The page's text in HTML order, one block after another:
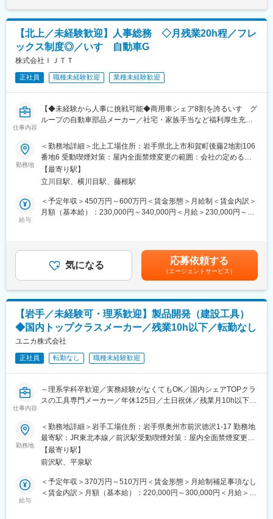
・ワークライフバランスの実現に向け、定時退社、時差出勤など
の取り組みがあります。
・メンテナンス受注活動などは発生しません。
・全国に拠点を有し、メンテナンスエリアを区分しているため、
・月に1～2回程度、緊急対応で休日出勤や深夜出動の可能性があ
ります（当番制で対応している場合もあり）。
当、呼出手当、電話応対手当
まずは導入研修として商品知識や技術スキルを習得いただき、そ
の後は3～6カ月程度のOJTを想定しています。自己啓発ツールの
活用も進んでおり、650以上の講座からWEBで自分のペースに合
わせて受講することができ、継続的なスキルアップが可能です。
■充実の福利厚生：
・住宅手当（非世帯主1.5万円～3.5万円／世帯主2.3万円～5.5万
・永年勤続表彰制度(ハワイ旅行も！)
■当社の特徴
同社は終戦の翌年となる1946年に創業した業務用厨房機器の製
造・販売を展開する総合厨房機器メーカーです。特に学校給食分
野では国内シェア80％を誇るなど、厨房機器業界では国内トップ
3に入ります。取引先である日本マクドナルドは第1号店以来の取
引があり、約3,000店舗を管理。現在、新店舗の多くの厨房機器を
当社が導入しています。今後はさらなる成長に向けて、福祉施設
や社員食堂向け案件も積極的に展開していきます。
【北上／未経験歓迎】人事総務 ◇月残業20h程／フレ
ックス制度◎／いすゞ自動車G
株式会社ＩＪＴＴ
正社員 職種未経験歓迎 業種未経験歓迎
仕事内容
【◆未経験から人事に挑戦可能◆商用車シェア8割を誇るいすゞグ
ループの自動車部品メーカー／社宅・家族手当など福利厚生充実
年】
■職務内容：
機械加工・組立、鋳造、鍛造の技術を有する【うごくモノ】を力
強く支えるいすゞグループの自動車部品メーカーである同社に
て、北上工場の人事・総務業務を担って頂きます。
■業務詳細：
・催事企画推進
・総務業務（備品購入、請求書処理、来客対応 等）
代男性：2名、30代男性：2名、30代女性：1名）
■業務の特徴：
合併してまだまだ拡大期にある同社において管理機能の強化は重
います。そのため、大きな組織でありながらも変化を感じながら
ご活躍いただける、やりがいある環境となっています。
■当社について：
＜安定した経営基盤＞
ディーゼルエンジンが求められる事に加え、東南アジアからも引
き続きニーズがあり、電気化が進む車業界の中でも後退する事な
く供給を続けております。一方で、将来のEV化に向け研究開発へ
の投資を推進しEV製品（e-Axle、e-PTO等）の開発を促進。加え
向けた工場建設など大規模先行投資を通じて競争優位性の確立を
進めています。
勤務地
＜勤務地詳細＞北上工場住所：岩手県北上市和賀町後藤2地割106
番地6 受動喫煙対策：屋内全面禁煙変更の範囲：会社の定める事
業所
【最寄り駅】
立川目駅、横川目駅、藤根駅
給与
＜予定年収＞450万円～600万円＜賃金形態＞月給制＜賃金内訳＞
月額（基本給）：230,000円～340,000円＜月給＞230,000円～
通じて上下する可能性があります。月給(月額)は固定手当を含めた
表記です。気になる 応募依頼する
（エージェントサービス）
【岩手／未経験可・理系歓迎】製品開発（建設工具）
◆国内トップクラスメーカー／残業10h以下／転勤なし
ユニカ株式会社
正社員 転勤なし 職種未経験歓迎
仕事内容
～理系学科卒歓迎／実務経験がなくてもOK／国内シェアTOPクラ
スの工具専門メーカー／年休125日／土日祝休／残業月10h以下／
■当社について
コンクリートドリルなどの電動先端工具や、『あと施工アンカ
ー』と呼ばれる建設用ファスニング資材を製造・販売する専門工
具メーカーです。
電気、水道、空調といった設備工事に多く使われる商材であるほ
か、鉄道、橋脚、各種耐震工事など大規模インフラ用の商材もあ
り、社会インフラ整備のさまざまな現場に欠かせないものばかり
勤務地
＜勤務地詳細＞岩手工場住所：岩手県奥州市前沢徳沢1-17 勤務地
最寄駅：JR東北本線／前沢駅受動喫煙対策：屋内全面禁煙変更の
範囲：会社の定める事業所
【最寄り駅】
前沢駅、平泉駅
給与
＜予定年収＞370万円～510万円＜賃金形態＞月給制補足事項なし
＜賃金内訳＞月額（基本給）：220,000円～300,000円＜月給＞